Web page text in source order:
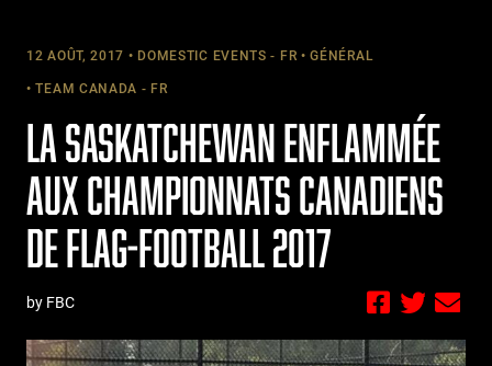
12 AOÛT, 2017 DOMESTIC EVENTS - FR GÉNÉRAL
TEAM CANADA - FR
LA SASKATCHEWAN ENFLAMMÉE
AUX CHAMPIONNATS CANADIENS
DE FLAG-FOOTBALL 2017
by FBC